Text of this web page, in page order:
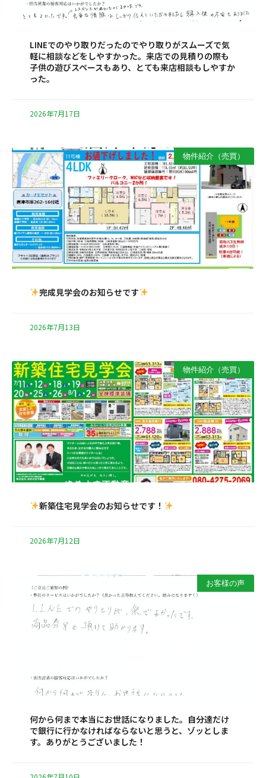
LINEでのやり取りだったのでやり取りがスムーズで気
軽に相談などをしやすかった。来店での見積りの際も
子供の遊びスペースもあり、とても来店相談もしやすか
った。
2026年7月17日
物件紹介（売買）
完成見学会のお知らせです
2026年7月13日
物件紹介（売買）
新築住宅見学会のお知らせです！
2026年7月12日
お客様の声
何から何まで本当にお世話になりました。自分達だけ
で銀行に行かなければならないと思うと、ゾッとしま
す。ありがとうございました！